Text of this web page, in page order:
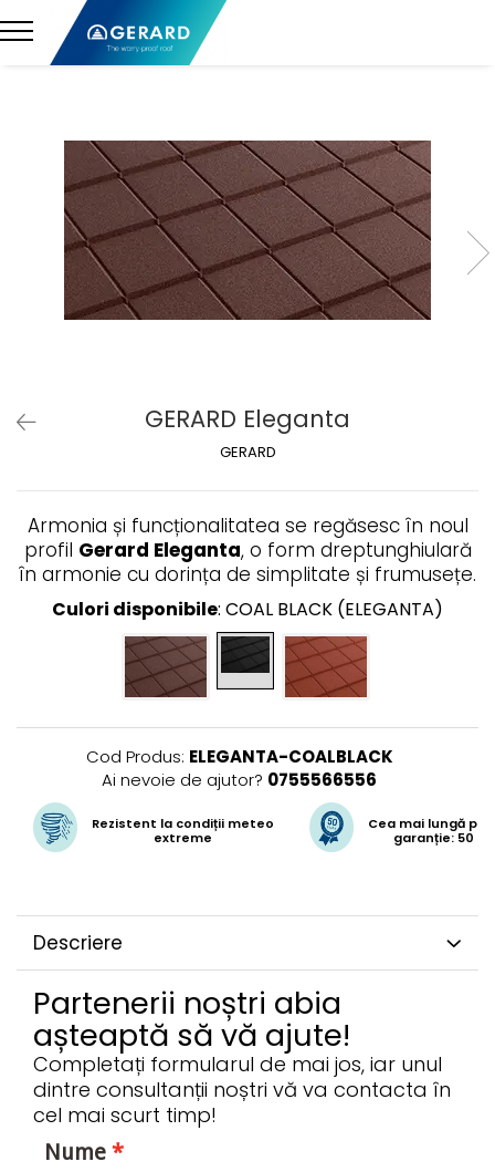
GERARD Eleganta
GERARD
Armonia și funcționalitatea se regăsesc în noul
profil Gerard Eleganta, o form dreptunghiulară
în armonie cu dorința de simplitate și frumusețe.
Culori disponibile: COAL BLACK (ELEGANTA)
Cod Produs: ELEGANTA-COALBLACK
Ai nevoie de ajutor? 0755566556
Rezistent la condiții meteo
extreme
Cea mai lungă
garanție: 50
Descriere
Partenerii noștri abia
așteaptă să vă ajute!
Completați formularul de mai jos, iar unul
dintre consultanții noștri vă va contacta în
cel mai scurt timp!
Nume